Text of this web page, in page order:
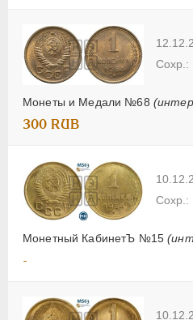
Монеты и Медали №68
300 RUB
Монетный КабинетЪ №15
-